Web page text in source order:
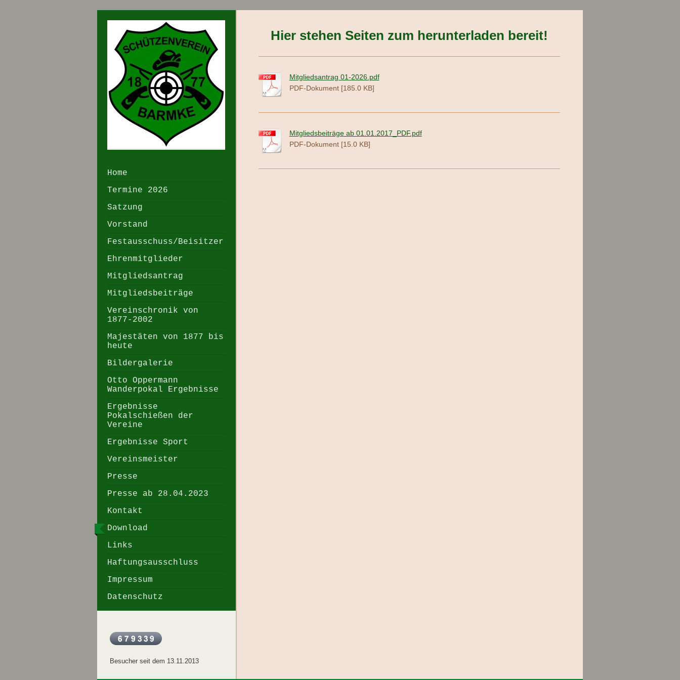
Home
Termine 2026
Satzung
Vorstand
Festausschuss/Beisitzer
Ehrenmitglieder
Mitgliedsantrag
Mitgliedsbeiträge
Vereinschronik von
1877-2002
Majestäten von 1877 bis
heute
Bildergalerie
Otto Oppermann
Wanderpokal Ergebnisse
Ergebnisse
Pokalschießen der
Vereine
Ergebnisse Sport
Vereinsmeister
Presse
Presse ab 28.04.2023
Kontakt
Download
Links
Haftungsausschluss
Impressum
Datenschutz
Besucher seit dem 13.11.2013
Hier stehen Seiten zum herunterladen bereit!
Mitgliedsantrag 01-2026.pdf
PDF-Dokument [185.0 KB]
Mitgliedsbeiträge ab 01.01.2017_PDF.pdf
PDF-Dokument [15.0 KB]